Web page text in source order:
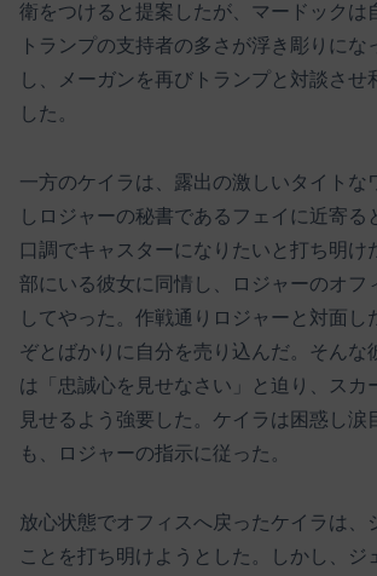
衛をつけると提案したが、マードックは
トランプの支持者の多さが浮き彫りにな
し、メーガンを再びトランプと対談させ
した。
一方のケイラは、露出の激しいタイトな
しロジャーの秘書であるフェイに近寄る
口調でキャスターになりたいと打ち明け
部にいる彼女に同情し、ロジャーのオフ
してやった。作戦通りロジャーと対面し
ぞとばかりに自分を売り込んだ。そんな
は「忠誠心を見せなさい」と迫り、スカ
見せるよう強要した。ケイラは困惑し涙
も、ロジャーの指示に従った。
放心状態でオフィスへ戻ったケイラは、
ことを打ち明けようとした。しかし、ジ